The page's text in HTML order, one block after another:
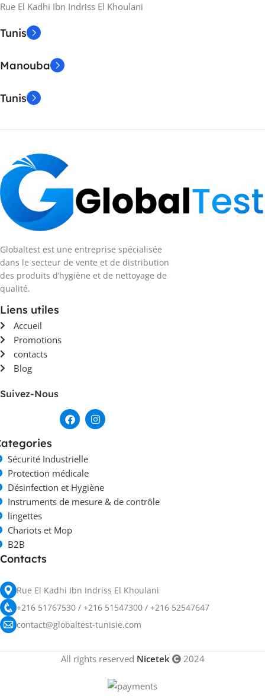
Rue El Kadhi Ibn Indriss El Khoulani
Tunis
Manouba
Tunis
Globaltest est une entreprise spécialisée
dans le secteur de vente et de distribution
des produits d’hygiène et de nettoyage de
qualité.
Liens utiles
Accueil
Promotions
contacts
Blog
Suivez-Nous
Sécurité Industrielle
Protection médicale
Désinfection et Hygiène
Instruments de mesure & de contrôle
lingettes
Chariots et Mop
B2B
Contacts
Rue El Kadhi Ibn Indriss El Khoulani
+216 51767530 / +216 51547300 / +216 52547647
contact@globaltest-tunisie.com
All rights reserved Nicetek 2024